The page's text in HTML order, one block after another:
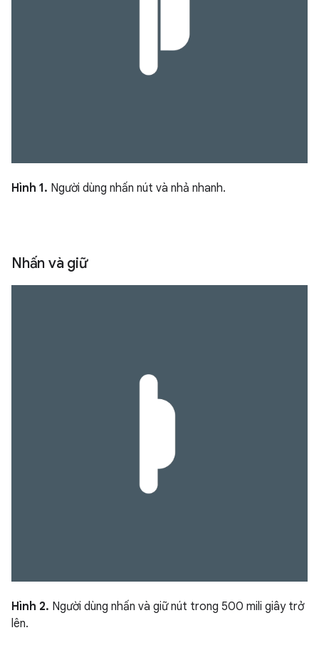
Hình 1. Người dùng nhấn nút và nhả nhanh.
Nhấn và giữ
Hình 2. Người dùng nhấn và giữ nút trong 500 mili giây trở
lên.